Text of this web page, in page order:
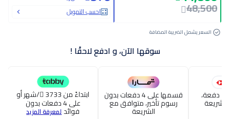
48,500 احسب التمويل
السعر يشمل الضريبة المضافة
سوقها الآن، و ادفع لاحقًا !
قسطها حتى 24 دفعة، قسمها على 4 دفعات بدون
رسوم تأخير، متوافق مع
الشريعة
ابتداءً من 3733 /شهر أو
على 4 دفعات بدون
فوائدلمعرفة المزيد